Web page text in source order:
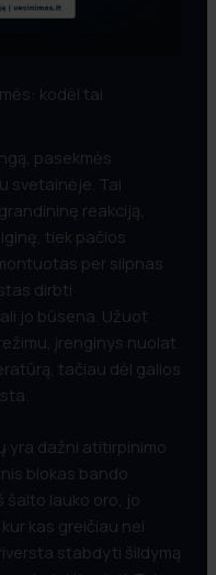
kodėl tai
pasekmės
svetainėje. Tai
reakciją,
tiek pačios
per silpnas
dirbti
jo būsena. Užuot
įrenginys nuolat
tačiau dėl galios
yra dažni atitirpinimo
blokas bando
šalto lauko oro, jo
kas greičiau nei
stabdyti šildymą